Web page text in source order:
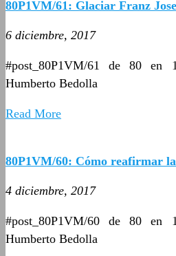
80P1VM/61: Glaciar Franz
6 diciembre, 2017
#post_80P1VM/61 de 80
Humberto Bedolla
Read More
80P1VM/60: Cómo reafirmar
4 diciembre, 2017
#post_80P1VM/60 de 80
Humberto Bedolla